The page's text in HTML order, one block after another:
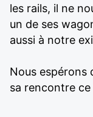
les rails, il ne
un de ses
aussi à notre
Nous espérons
sa rencontre